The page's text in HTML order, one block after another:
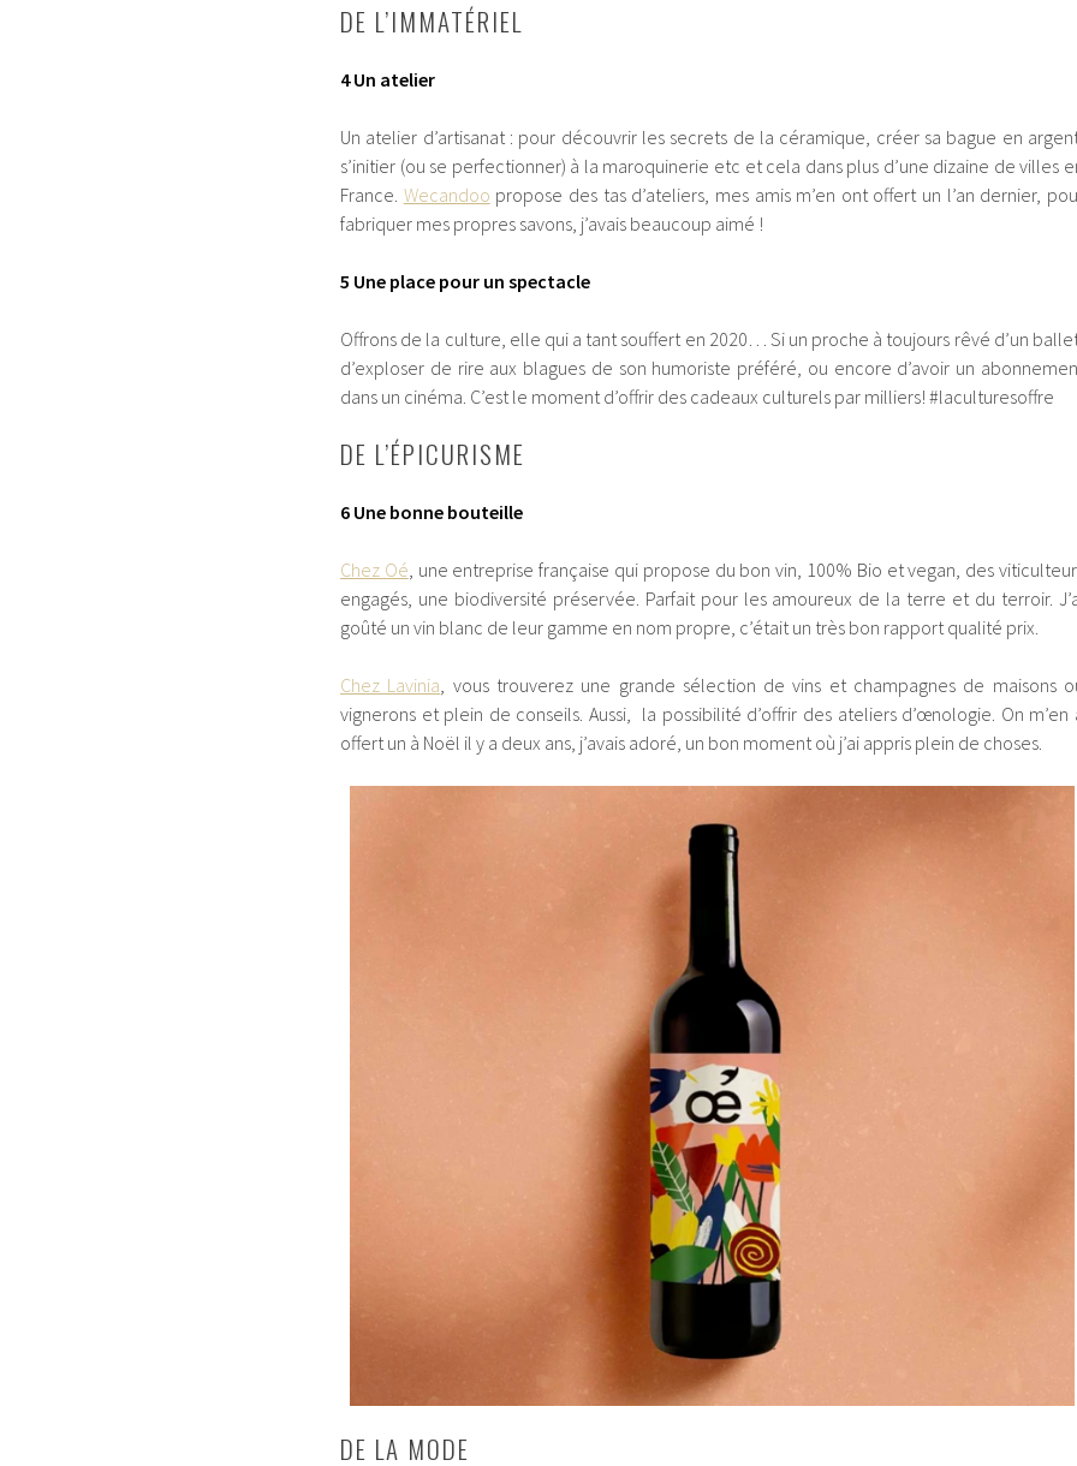
DE L’IMMATÉRIEL
4 Un atelier
Un atelier d’artisanat : pour découvrir les secrets de la céramique, créer sa bague en
s’initier (ou se perfectionner) à la maroquinerie etc et cela dans plus d’une dizaine de villes
France. Wecandoo propose des tas d’ateliers, mes amis m’en ont offert un l’an dernier,
fabriquer mes propres savons, j’avais beaucoup aimé !
5 Une place pour un spectacle
Offrons de la culture, elle qui a tant souffert en 2020… Si un proche à toujours rêvé d’un
d’exploser de rire aux blagues de son humoriste préféré, ou encore d’avoir un
dans un cinéma. C’est le moment d’offrir des cadeaux culturels par milliers! #laculturesoffre
DE L’ÉPICURISME
6 Une bonne bouteille
Chez Oé, une entreprise française qui propose du bon vin, 100% Bio et vegan, des
engagés, une biodiversité préservée. Parfait pour les amoureux de la terre et du terroir.
goûté un vin blanc de leur gamme en nom propre, c’était un très bon rapport qualité prix.
Chez Lavinia, vous trouverez une grande sélection de vins et champagnes de maisons
vignerons et plein de conseils. Aussi, la possibilité d’offrir des ateliers d’œnologie. On m’en
offert un à Noël il y a deux ans, j’avais adoré, un bon moment où j’ai appris plein de choses.
DE LA MODE